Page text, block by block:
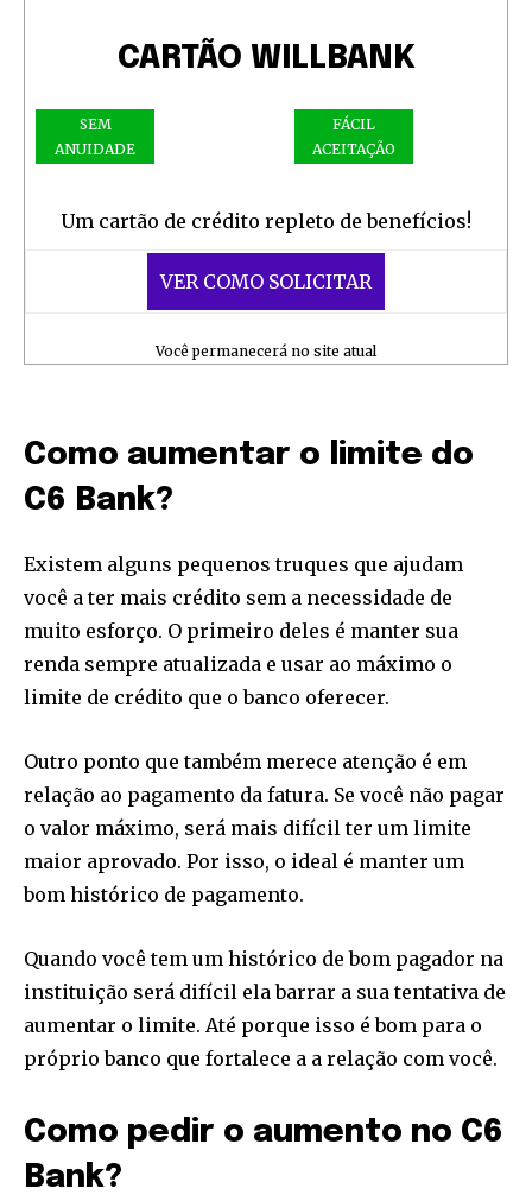
CARTÃO WILLBANK
SEM
ANUIDADE
FÁCIL
ACEITAÇÃO
Um cartão de crédito repleto de benefícios!
VER COMO SOLICITAR
Você permanecerá no site atual
Como aumentar o limite do
C6 Bank?
Existem alguns pequenos truques que ajudam
você a ter mais crédito sem a necessidade de
muito esforço. O primeiro deles é manter sua
renda sempre atualizada e usar ao máximo o
limite de crédito que o banco oferecer.
Outro ponto que também merece atenção é em
relação ao pagamento da fatura. Se você não pagar
o valor máximo, será mais difícil ter um limite
maior aprovado. Por isso, o ideal é manter um
bom histórico de pagamento.
Quando você tem um histórico de bom pagador na
instituição será difícil ela barrar a sua tentativa de
aumentar o limite. Até porque isso é bom para o
próprio banco que fortalece a a relação com você.
Como pedir o aumento no C6
Bank?